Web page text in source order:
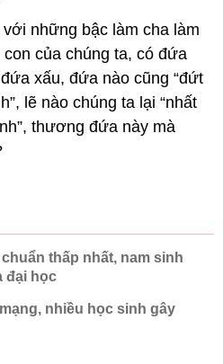
những bậc làm cha làm
của chúng ta, có đứa
xấu, đứa nào cũng “đứt
lẽ nào chúng ta lại “nhất
thương đứa này mà
thấp nhất, nam sinh
đại học
nhiều học sinh gây